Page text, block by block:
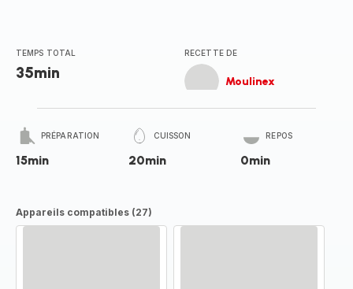
TEMPS TOTAL
35min
RECETTE DE
Moulinex
PRÉPARATION
15min
CUISSON
20min
REPOS
0min
Appareils compatibles (27)